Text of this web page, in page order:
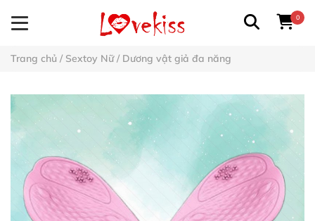
0
Trang chủ / Sextoy Nữ/ Dương vật giả đa năng